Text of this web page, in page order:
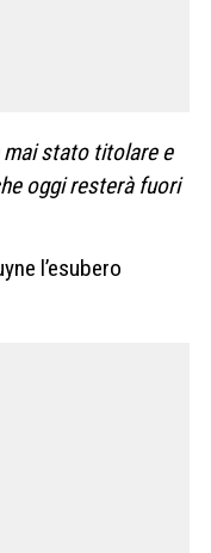
mai stato titolare e
oggi resterà fuori
l’esubero